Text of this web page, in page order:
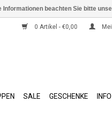
0 Artikel - €0,00
SALE GESCHENKE INFO
Informationen beachten Sie bitte